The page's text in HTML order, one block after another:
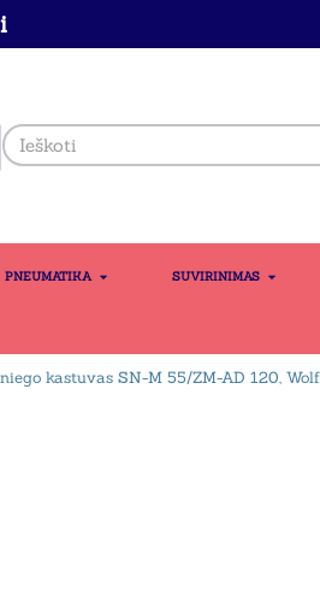
PNEUMATIKA SUVIRINIMAS
kastuvas SN-M 55/ZM-AD 120,